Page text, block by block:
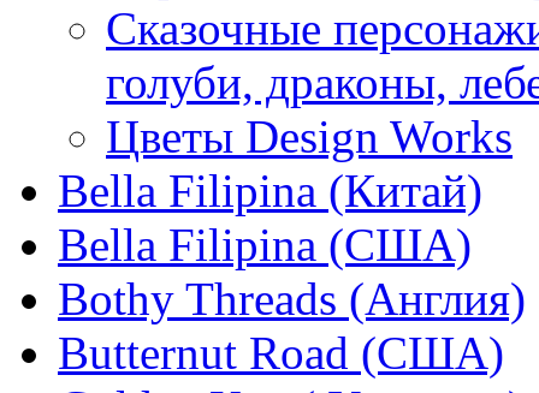
Сказочные
голуби, драконы,
Цветы Design Works
Bella Filipina (Китай)
Bella Filipina (США)
Bothy Threads (Англия)
Butternut Road (США)